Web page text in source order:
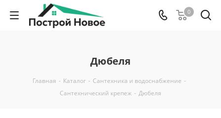
0
Дюбеля
Главная - Каталог - Сантехника и водоснабжение -
Сантехнический крепеж - Дюбеля